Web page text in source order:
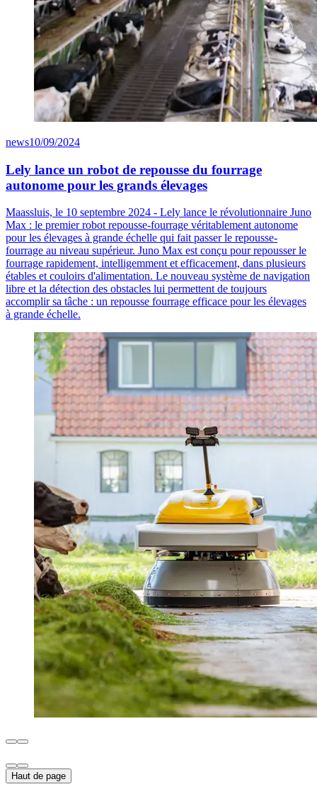
news10/09/2024
Lely lance un robot de repousse du fourrage
autonome pour les grands élevages
Maassluis, le 10 septembre 2024 - Lely lance le révolutionnaire Juno
Max : le premier robot repousse-fourrage véritablement autonome
pour les élevages à grande échelle qui fait passer le repousse-
fourrage au niveau supérieur. Juno Max est conçu pour repousser le
fourrage rapidement, intelligemment et efficacement, dans plusieurs
étables et couloirs d'alimentation. Le nouveau système de navigation
libre et la détection des obstacles lui permettent de toujours
accomplir sa tâche : un repousse fourrage efficace pour les élevages
à grande échelle.
Haut de page